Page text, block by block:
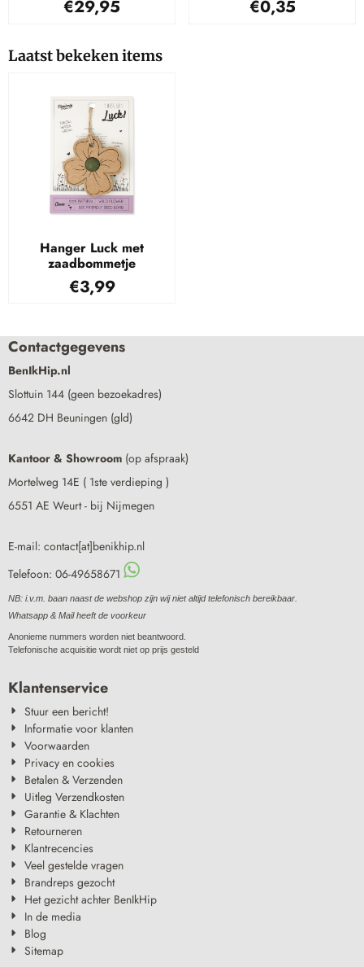
€29,95 €0,35
Laatst bekeken items
Hanger Luck met
zaadbommetje
€3,99
Contactgegevens
BenIkHip.nl
Slottuin 144 (geen bezoekadres)
6642 DH Beuningen (gld)
Kantoor & Showroom (op afspraak)
Mortelweg 14E ( 1ste verdieping )
6551 AE Weurt - bij Nijmegen
E-mail: contact[at]benikhip.nl
Telefoon: 06-49658671
NB: i.v.m. baan naast de webshop zijn wij niet altijd telefonisch bereikbaar.
Whatsapp & Mail heeft de voorkeur
Anonieme nummers worden niet beantwoord.
Telefonische acquisitie wordt niet op prijs gesteld
Klantenservice
Stuur een bericht!
Informatie voor klanten
Voorwaarden
Privacy en cookies
Betalen & Verzenden
Uitleg Verzendkosten
Garantie & Klachten
Retourneren
Klantrecencies
Veel gestelde vragen
Brandreps gezocht
Het gezicht achter BenIkHip
In de media
Blog
Sitemap